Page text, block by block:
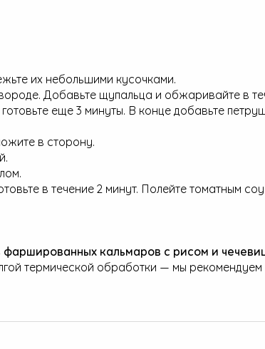
их небольшими кусочками.
Добавьте щупальца и обжаривайте в
еще 3 минуты. В конце добавьте
в сторону.
в течение 2 минут. Полейте томатным
фаршированных кальмаров с рисом и
термической обработки — мы рекомендуем